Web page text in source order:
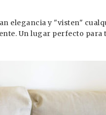
elegancia y "visten"
Un lugar perfecto para